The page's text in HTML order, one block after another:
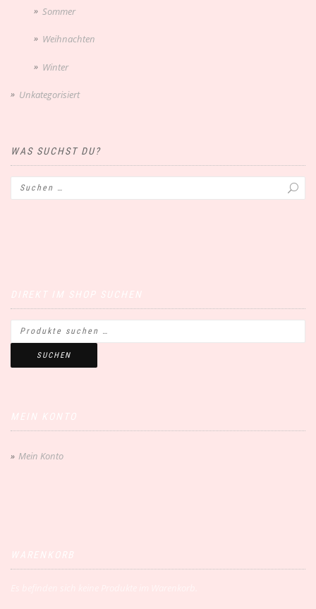
Sommer
Weihnachten
Winter
Unkategorisiert
WAS SUCHST DU?
SUCHEN
Mein Konto